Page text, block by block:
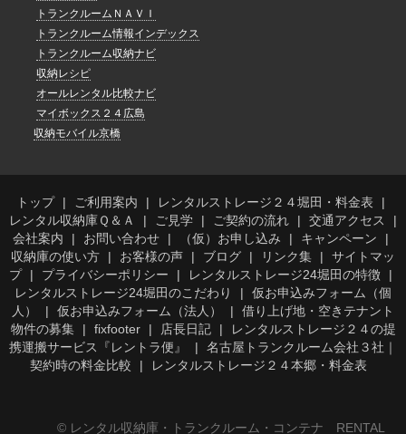
トランクルームＮＡＶＩ
トランクルーム情報インデックス
トランクルーム収納ナビ
収納レシピ
オールレンタル比較ナビ
マイボックス２４広島
収納モバイル京橋
トップ ご利用案内
レンタルストレージ２４堀田・料金表
レンタル収納庫Ｑ＆Ａ
ご見学 ご契約の流れ
交通アクセス
会社案内
お問い合わせ （仮）お申し込み
キャンペーン
収納庫の使い方
お客様の声 ブログ リンク集
サイトマッ
プ
プライバシーポリシー
レンタルストレージ24堀田の特徴
レンタルストレージ24堀田のこだわり
仮お申込みフォーム（個
人）
仮お申込みフォーム（法人）
借り上げ地・空きテナント
物件の募集
fixfooter 店長日記
レンタルストレージ２４の提
携運搬サービス『レントラ便』
名古屋トランクルーム会社３社｜
契約時の料金比較
レンタルストレージ２４本郷・料金表
© レンタル収納庫・トランクルーム・コンテナ RENTAL